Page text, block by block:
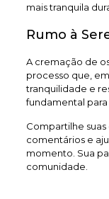
mais tranquila
Rumo à
A cremação de
processo que,
tranquilidade e
fundamental
Compartilhe
comentários e
momento. Sua
comunidade.